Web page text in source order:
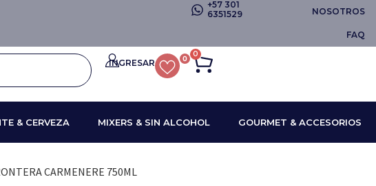
+57 301
6351529
NOSOTROS
FAQ
INGRESAR 0 0
& CERVEZA MIXERS & SIN ALCOHOL GOURMET & ACCESORIOS
CARMENERE 750ML